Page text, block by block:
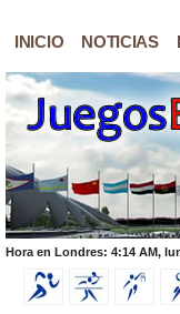
INICIO NOTICIAS
Hora en Londres: 4:14 AM,